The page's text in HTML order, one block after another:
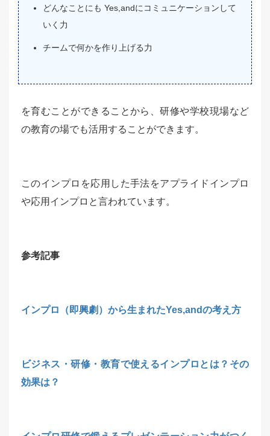
どんなことにも Yes,andにコミュニケーションして
いく力
チームで何かを作り上げる力
を育むことができることから、研修や学校現場など
の教育の場でも活用することができます。
このインプロを応用した手法をアプライドインプロ
や応用インプロと言われています。
参考記事
インプロ（即興劇）から生まれたYes,andの考え方
ビジネス・研修・教育で使えるインプロとは？その
効果は？